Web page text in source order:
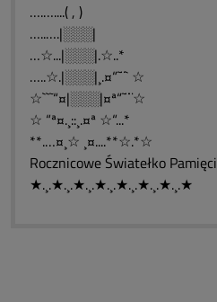
….…....( , )
…..….|░░░|
…☆...|░░░|.☆..*
…..☆.|░░░|¸.¤“˜¨` ☆
☆``˜“¤|░░░|¤ª“˜¨¨☆
☆ “ª¤.¸::¸.¤ª ☆“...*
**.…¤¸☆ ¸¤....**☆.*☆
Rocznicowe Światełko Pamięci
★.¸.★.¸.★.¸.★.¸.★.¸.★.¸.★.¸.★